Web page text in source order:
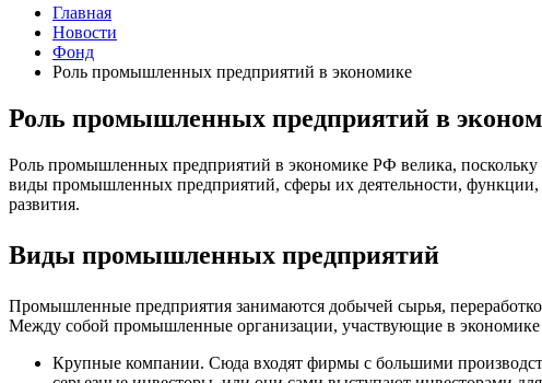
Главная
Новости
Фонд
Роль промышленных предприятий в экономике
Роль промышленных предприятий в
Роль промышленных предприятий в экономике РФ велика, поскольку
виды промышленных предприятий, сферы их деятельности, функции,
развития.
Виды промышленных предприятий
Промышленные предприятия занимаются добычей сырья,
Между собой промышленные организации, участвующие в экономике
Крупные компании. Сюда входят фирмы с большими